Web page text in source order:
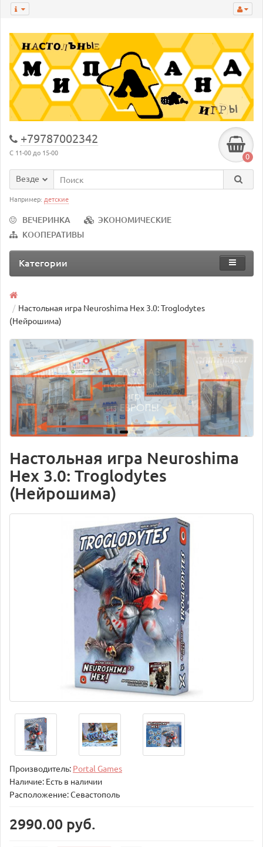
+79787002342
С 11-00 до 15-00 0
Везде
Например: детские
ВЕЧЕРИНКА
ЭКОНОМИЧЕСКИЕ
КООПЕРАТИВЫ
Категории
Настольная игра Neuroshima Hex 3.0: Troglodytes
(Нейрошима)
Настольная игра Neuroshima
Hex 3.0: Troglodytes
(Нейрошима)
Производитель: Portal Games
Наличие: Есть в наличии
Расположение: Севастополь
2990.00 руб.